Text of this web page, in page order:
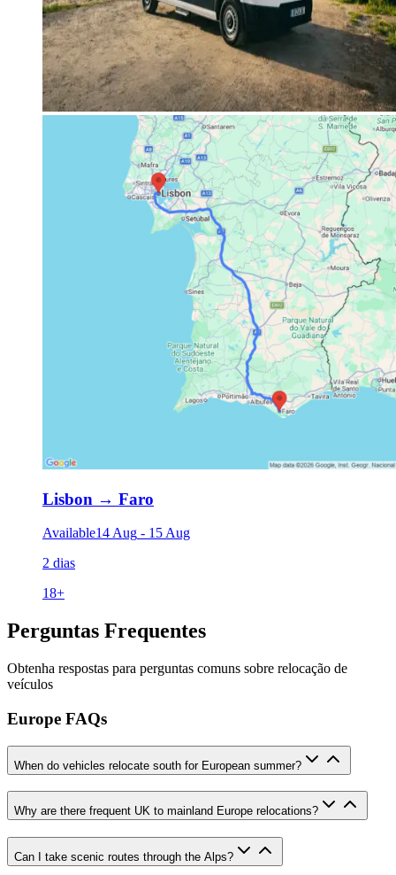
Lisbon → Faro
Available14 Aug - 15 Aug
2 dias
18+
Perguntas Frequentes
Obtenha respostas para perguntas comuns sobre relocação de
veículos
Europe FAQs
When do vehicles relocate south for European summer?
Why are there frequent UK to mainland Europe relocations?
Can I take scenic routes through the Alps?